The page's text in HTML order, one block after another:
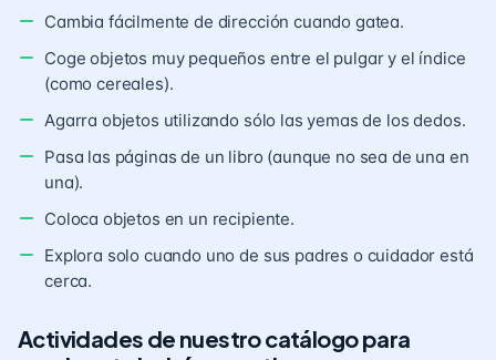
Cambia fácilmente de dirección cuando gatea.
Coge objetos muy pequeños entre el pulgar y el índice
(como cereales).
Agarra objetos utilizando sólo las yemas de los dedos.
Pasa las páginas de un libro (aunque no sea de una en
una).
Coloca objetos en un recipiente.
Explora solo cuando uno de sus padres o cuidador está
cerca.
Actividades de nuestro catálogo para